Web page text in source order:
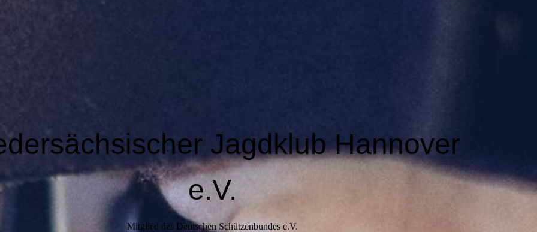
Jagdklub Hannover
e.V.
Mitglied des Deutschen Schützenbundes e.V.